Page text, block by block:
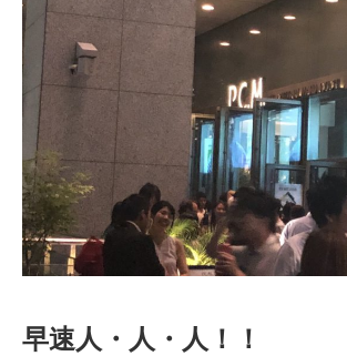
早速人・人・人！！